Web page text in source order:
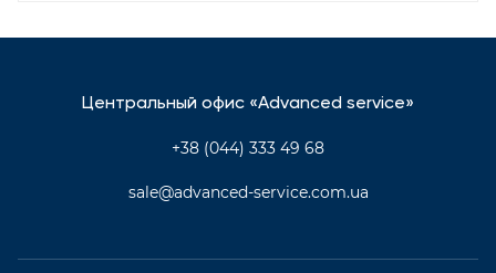
Центральный офис «Advanced service»
+38 (044) 333 49 68
sale@advanced-service.com.ua